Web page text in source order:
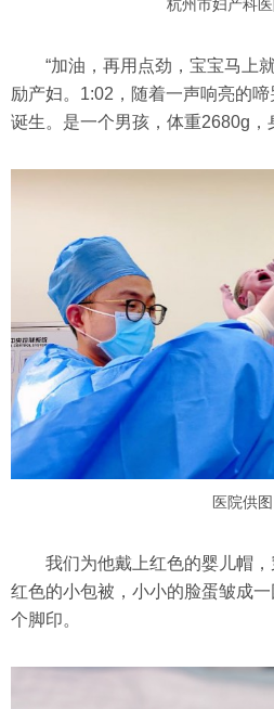
杭州市妇产科医
“加油，再用点劲，宝宝马上
励产妇。1:02，随着一声响亮的
诞生。是一个男孩，体重2680g，
医院供图
我们为他戴上红色的婴儿帽
红色的小包被，小小的脸蛋皱成
个脚印。